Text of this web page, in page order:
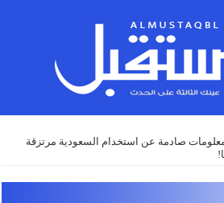
صادمة عن استخدام السعودية مرتزقة